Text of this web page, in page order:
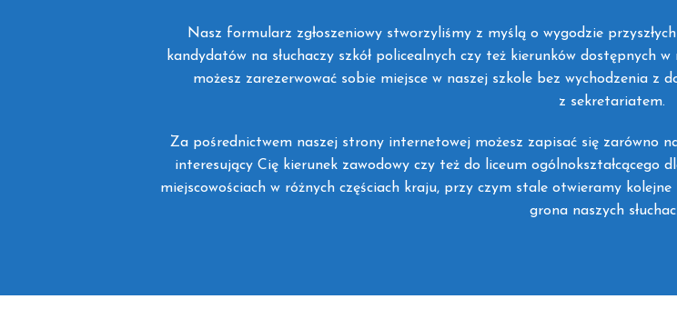
Nasz formularz zgłoszeniowy stworzyliśmy z myślą o wygodzie
kandydatów na słuchaczy szkół policealnych czy też kierunków dostępnych
możesz zarezerwować sobie miejsce w naszej szkole bez wychodzenia z
z sekretariatem.
Za pośrednictwem naszej strony internetowej możesz zapisać się zarówno
interesujący Cię kierunek zawodowy czy też do liceum ogólnokształcącego
miejscowościach w różnych częściach kraju, przy czym stale otwieramy
grona naszych